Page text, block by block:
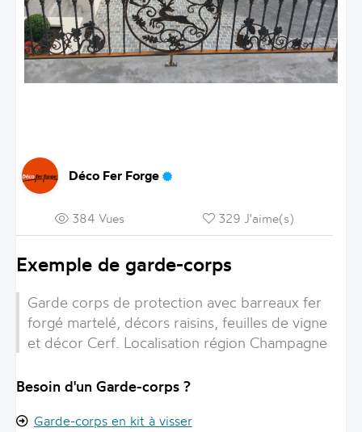
Déco Fer Forge
384 Vues 329 J'aime(s)
Exemple de garde-corps
Garde corps de protection avec barreaux fer
forgé martelé, décors raisins, feuilles de vigne
et décor Cerf. Localisation région Champagne
Besoin d'un Garde-corps ?
Garde-corps en kit à visser